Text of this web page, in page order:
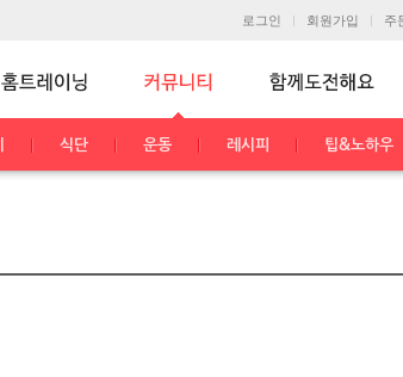
로그인 회원가입 주
식단 운동 레시피 팁&노하우